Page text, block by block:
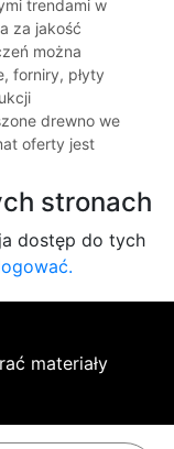
trendami w
za jakość
można
forniry, płyty
drewno we
oferty jest
stronach
dostęp do tych
materiały